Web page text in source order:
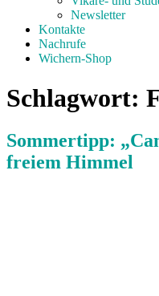
Newsletter
Kontakte
Nachrufe
Wichern-Shop
Schlagwort:
Sommertipp:
freiem Himmel